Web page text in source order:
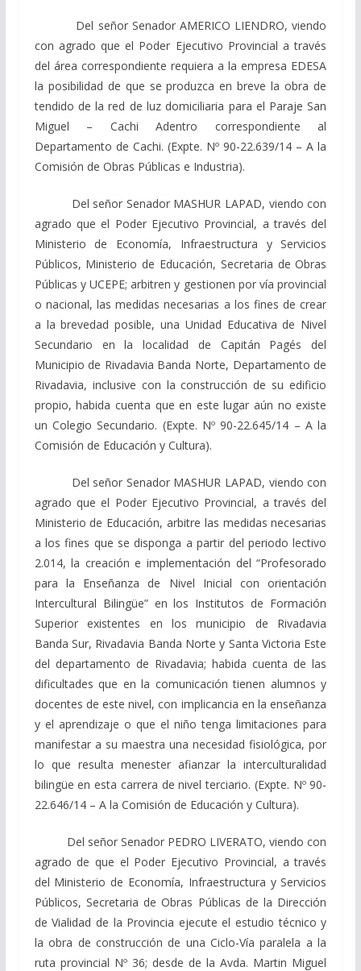
Del señor Senador AMERICO LIENDRO, viendo
con agrado que el Poder Ejecutivo Provincial a través
del área correspondiente requiera a la empresa EDESA
la posibilidad de que se produzca en breve la obra de
tendido de la red de luz domiciliaria para el Paraje San
Miguel – Cachi Adentro correspondiente al
Departamento de Cachi. (Expte. Nº 90-22.639/14 – A la
Comisión de Obras Públicas e Industria).
Del señor Senador MASHUR LAPAD, viendo con
agrado que el Poder Ejecutivo Provincial, a través del
Ministerio de Economía, Infraestructura y Servicios
Públicos, Ministerio de Educación, Secretaria de Obras
Públicas y UCEPE; arbitren y gestionen por vía provincial
o nacional, las medidas necesarias a los fines de crear
a la brevedad posible, una Unidad Educativa de Nivel
Secundario en la localidad de Capitán Pagés del
Municipio de Rivadavia Banda Norte, Departamento de
Rivadavia, inclusive con la construcción de su edificio
propio, habida cuenta que en este lugar aún no existe
un Colegio Secundario. (Expte. Nº 90-22.645/14 – A la
Comisión de Educación y Cultura).
Del señor Senador MASHUR LAPAD, viendo con
agrado que el Poder Ejecutivo Provincial, a través del
Ministerio de Educación, arbitre las medidas necesarias
a los fines que se disponga a partir del periodo lectivo
2.014, la creación e implementación del “Profesorado
para la Enseñanza de Nivel Inicial con orientación
Intercultural Bilingüe” en los Institutos de Formación
Superior existentes en los municipio de Rivadavia
Banda Sur, Rivadavia Banda Norte y Santa Victoria Este
del departamento de Rivadavia; habida cuenta de las
dificultades que en la comunicación tienen alumnos y
docentes de este nivel, con implicancia en la enseñanza
y el aprendizaje o que el niño tenga limitaciones para
manifestar a su maestra una necesidad fisiológica, por
lo que resulta menester afianzar la interculturalidad
bilingüe en esta carrera de nivel terciario. (Expte. Nº 90-
22.646/14 – A la Comisión de Educación y Cultura).
Del señor Senador PEDRO LIVERATO, viendo con
agrado de que el Poder Ejecutivo Provincial, a través
del Ministerio de Economía, Infraestructura y Servicios
Públicos, Secretaria de Obras Públicas de la Dirección
de Vialidad de la Provincia ejecute el estudio técnico y
la obra de construcción de una Ciclo-Vía paralela a la
ruta provincial Nº 36; desde de la Avda. Martin Miguel